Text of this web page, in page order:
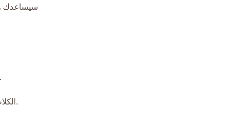
سيساعدك
– السلالات ذات الشعر القصير مثل البيجل والبوكسر تحتاج إلى حمامات أقل تكرارًا حيث أن فرائها يصد الأوساخ بشكل طبيعي.
– الكلاب ذات الفراء المزدوج مثل الهسكي والراعي الألماني يجب عدم الاستحمام بشكل مفرط، حيث يمكن أن يضر بفرائها العازل.